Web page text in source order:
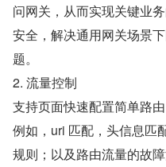
问网关，从而实现关键业
安全，解决通用网关场景
题。
2. 流量控制
支持页面快速配置简单路
例如，uri 匹配，头信息匹
规则；以及路由流量的故